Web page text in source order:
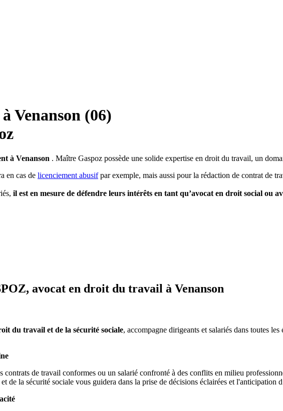
Venanson (06)
à Venanson . Maître Gaspoz possède une solide expertise en droit du travail, un
en cas de licenciement abusifpar exemple, mais aussi pour la rédaction de contrat de
il est en mesure de défendre leurs intérêts en tant qu’avocat en droit social ou
avocat en droit du travail à Venanson
du travail et de la sécurité sociale, accompagne dirigeants et salariés dans toutes
de travail conformes ou un salarié confronté à des conflits en milieu
de la sécurité sociale vous guidera dans la prise de décisions éclairées et l'anticipation